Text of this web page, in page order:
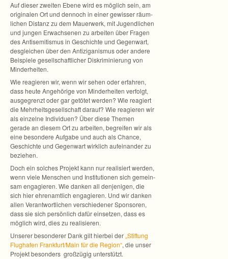
Auf die­ser zwei­ten Ebene wird es mög­lich sein, am
ori­gi­na­len Ort und den­noch in einer gewis­ser räum­
li­chen Dis­tanz zu dem Mau­er­werk, mit Jugend­li­chen
und jun­gen Erwach­se­nen zu arbei­ten über Fra­gen
des Anti­se­mi­tis­mus in Geschichte und Gegen­wart,
des­glei­chen über den Anti­zi­ga­nis­mus oder andere
Bei­spiele gesell­schaft­li­cher Dis­kri­mi­nie­rung von
Minderheiten.
Wie rea­gie­ren wir, wenn wir sehen oder erfah­ren,
dass heute Ange­hö­rige von Min­der­hei­ten ver­folgt,
aus­ge­grenzt oder gar getö­tet wer­den? Wie rea­giert
die Mehr­heits­ge­sell­schaft dar­auf? Wie rea­gie­ren wir
als ein­zelne Indi­vi­duen? Über diese The­men
gerade an die­sem Ort zu arbei­ten, begrei­fen wir als
eine beson­dere Auf­gabe und auch als Chance,
Geschichte und Gegen­wart wirk­lich auf­ein­an­der zu
beziehen.
Doch ein sol­ches Pro­jekt kann nur rea­li­siert wer­den,
wenn viele Men­schen und Insti­tu­tio­nen sich gemein­
sam enga­gie­ren. Wie dan­ken all den­je­ni­gen, die
sich hier ehren­amt­lich enga­gie­ren. Und wir dan­ken
allen Ver­ant­wort­li­chen ver­schie­de­ner Spon­so­ren,
dass sie sich per­sön­lich dafür ein­set­zen, dass es
mög­lich wird, dies zu realisieren.
Unse­rer beson­de­rer Dank gilt hier­bei der„Stif­tung
Flug­ha­fen Frankfurt/Main für die Region“, die unser
Pro­jekt beson­ders groß­zü­gig unterstützt.